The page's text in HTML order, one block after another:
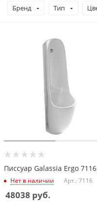
Бренд Тип
Писсуар Galassia Ergo 7116
Нет в наличии Арт.: 7116
48038 руб.